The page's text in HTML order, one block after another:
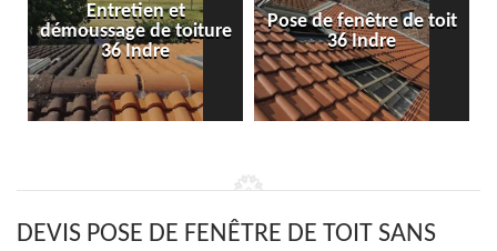
Entretien et
démoussage de toiture
36 Indre
Pose de fenêtre de toit
36 Indre
DEVIS POSE DE FENÊTRE DE TOIT SANS